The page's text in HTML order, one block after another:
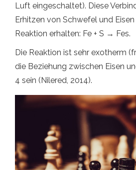
Luft eingeschaltet). Diese
Erhitzen von Schwefel und
Reaktion erhalten: Fe + S → Fes.
Die Reaktion ist sehr exotherm
die Beziehung zwischen Eisen
4 sein (Nilered, 2014).